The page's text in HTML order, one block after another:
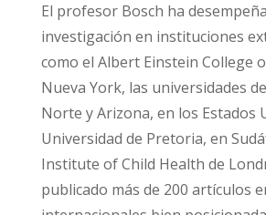
El profesor Bosch ha
investigación en instituciones
como el Albert Einstein College
Nueva York, las universidades
Norte y Arizona, en los Estados
Universidad de Pretoria, en
Institute of Child Health de
publicado más de 200 artículos